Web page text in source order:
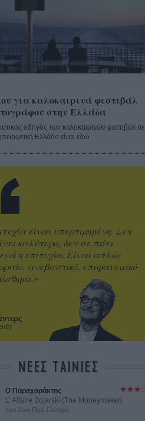
για καλοκαιρινά φεστιβάλ
στην Ελλάδα
οδηγός των καλοκαιρινών φεστιβάλ σε
Ελλάδα είναι εδώ
είναι υπερτιμημένη. Δεν
καλύτερο, δεν σε πάει
η επιτυχία. Είναι απλώς
ανεβαστικό, επιφανειακό
ΝΕΕΣ ΤΑΙΝΙΕΣ
Ο Παραχαράκτης
L’ Affaire Bojarski (The Moneymaker)
του Ζαν-Πολ Σαλομέ